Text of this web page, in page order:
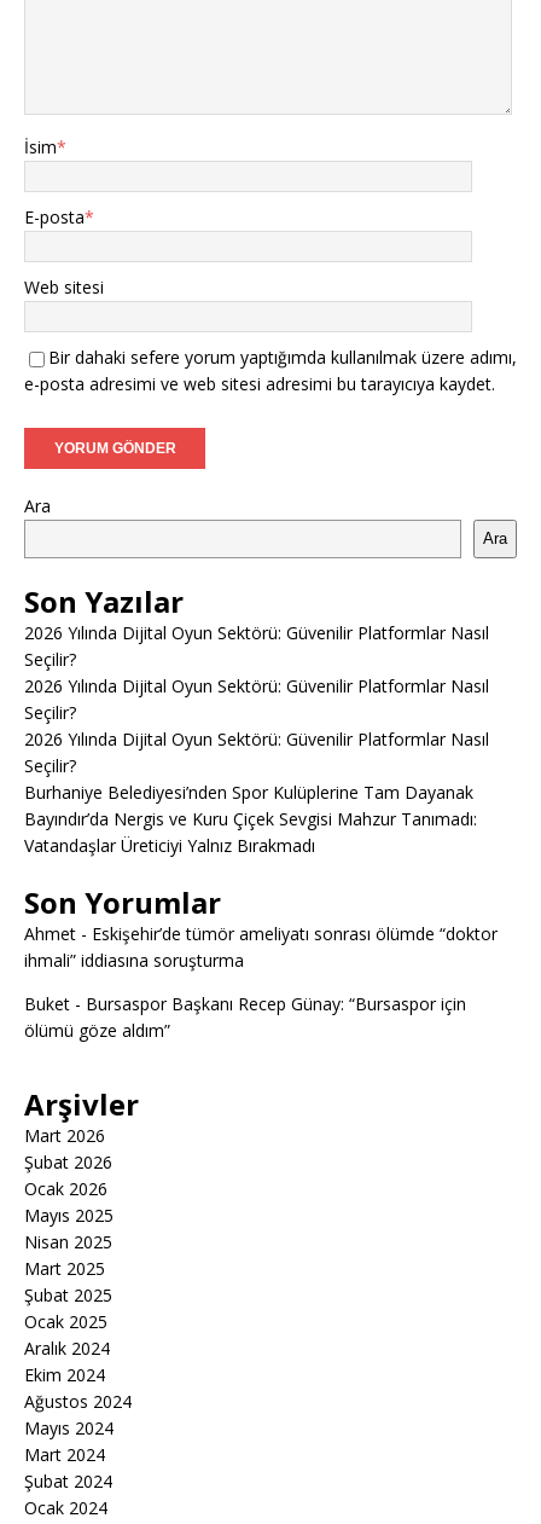
İsim*
E-posta*
Web sitesi
Bir dahaki sefere yorum yaptığımda kullanılmak üzere adımı,
e-posta adresimi ve web sitesi adresimi bu tarayıcıya kaydet.
Ara
Ara
Son Yazılar
2026 Yılında Dijital Oyun Sektörü: Güvenilir Platformlar Nasıl
Seçilir?
2026 Yılında Dijital Oyun Sektörü: Güvenilir Platformlar Nasıl
Seçilir?
2026 Yılında Dijital Oyun Sektörü: Güvenilir Platformlar Nasıl
Seçilir?
Burhaniye Belediyesi’nden Spor Kulüplerine Tam Dayanak
Bayındır’da Nergis ve Kuru Çiçek Sevgisi Mahzur Tanımadı:
Vatandaşlar Üreticiyi Yalnız Bırakmadı
Son Yorumlar
Ahmet - Eskişehir’de tümör ameliyatı sonrası ölümde “doktor
ihmali” iddiasına soruşturma
Buket - Bursaspor Başkanı Recep Günay: “Bursaspor için
ölümü göze aldım”
Arşivler
Mart 2026
Şubat 2026
Ocak 2026
Mayıs 2025
Nisan 2025
Mart 2025
Şubat 2025
Ocak 2025
Aralık 2024
Ekim 2024
Ağustos 2024
Mayıs 2024
Mart 2024
Şubat 2024
Ocak 2024